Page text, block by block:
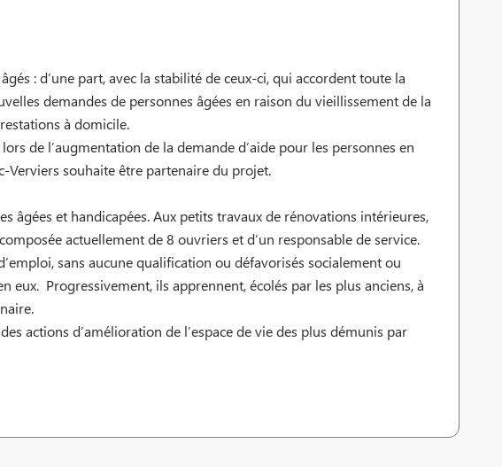
: d’une part, avec la stabilité de ceux-ci, qui accordent toute la
demandes de personnes âgées en raison du vieillissement de la
à domicile.
de l’augmentation de la demande d’aide pour les personnes en
Verviers souhaite être partenaire du projet.
âgées et handicapées. Aux petits travaux de rénovations intérieures,
actuellement de 8 ouvriers et d’un responsable de service.
sans aucune qualification ou défavorisés socialement ou
eux. Progressivement, ils apprennent, écolés par les plus anciens, à
actions d’amélioration de l’espace de vie des plus démunis par